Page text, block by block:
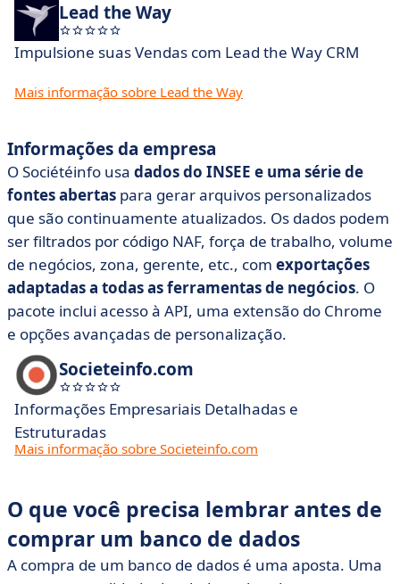
Lead the Way
Impulsione suas Vendas com Lead the Way CRM
Mais informação sobre Lead the Way
Informações da empresa
O Sociétéinfo usa dados do INSEE e uma série de
fontes abertas para gerar arquivos personalizados
que são continuamente atualizados. Os dados podem
ser filtrados por código NAF, força de trabalho, volume
de negócios, zona, gerente, etc., com exportações
adaptadas a todas as ferramentas de negócios. O
pacote inclui acesso à API, uma extensão do Chrome
e opções avançadas de personalização.
Societeinfo.com
Informações Empresariais Detalhadas e
Estruturadas
Mais informação sobre Societeinfo.com
O que você precisa lembrar antes de
comprar um banco de dados
A compra de um banco de dados é uma aposta. Uma